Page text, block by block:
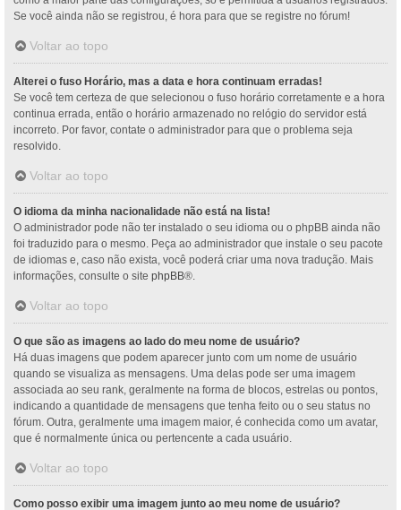
Se você ainda não se registrou, é hora para que se registre no fórum!
Voltar ao topo
Alterei o fuso Horário, mas a data e hora continuam erradas!
Se você tem certeza de que selecionou o fuso horário corretamente e a hora
continua errada, então o horário armazenado no relógio do servidor está
incorreto. Por favor, contate o administrador para que o problema seja
resolvido.
Voltar ao topo
O idioma da minha nacionalidade não está na lista!
O administrador pode não ter instalado o seu idioma ou o phpBB ainda não
foi traduzido para o mesmo. Peça ao administrador que instale o seu pacote
de idiomas e, caso não exista, você poderá criar uma nova tradução. Mais
informações, consulte o site phpBB®.
Voltar ao topo
O que são as imagens ao lado do meu nome de usuário?
Há duas imagens que podem aparecer junto com um nome de usuário
quando se visualiza as mensagens. Uma delas pode ser uma imagem
associada ao seu rank, geralmente na forma de blocos, estrelas ou pontos,
indicando a quantidade de mensagens que tenha feito ou o seu status no
fórum. Outra, geralmente uma imagem maior, é conhecida como um avatar,
que é normalmente única ou pertencente a cada usuário.
Voltar ao topo
Como posso exibir uma imagem junto ao meu nome de usuário?